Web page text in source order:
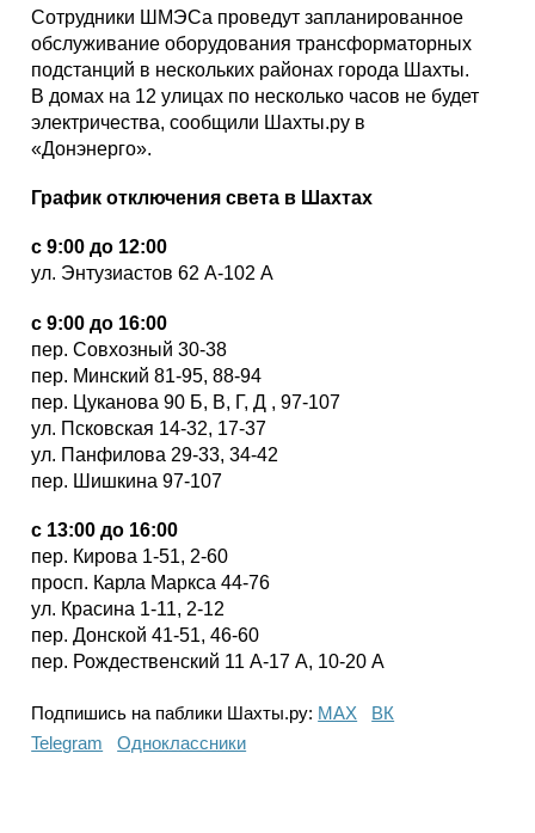
Карты
Сотрудники ШМЭСа проведут запланированное
обслуживание оборудования трансформаторных
подстанций в нескольких районах города Шахты.
В домах на 12 улицах по несколько часов не будет
электричества, сообщили Шахты.ру в
«Донэнерго».
График отключения света в Шахтах
с 9:00 до 12:00
ул. Энтузиастов 62 А-102 А
с 9:00 до 16:00
пер. Совхозный 30-38
пер. Минский 81-95, 88-94
пер. Цуканова 90 Б, В, Г, Д , 97-107
ул. Псковская 14-32, 17-37
ул. Панфилова 29-33, 34-42
пер. Шишкина 97-107
с 13:00 до 16:00
пер. Кирова 1-51, 2-60
просп. Карла Маркса 44-76
ул. Красина 1-11, 2-12
пер. Донской 41-51, 46-60
пер. Рождественский 11 А-17 А, 10-20 А
Подпишись на паблики Шахты.ру: МАХ
ВК
Telegram
Одноклассники